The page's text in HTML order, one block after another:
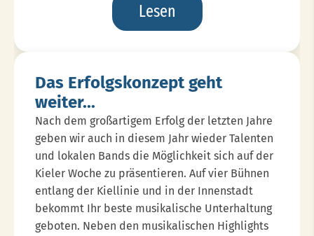
Lesen
Website
In
Das Erfolgskonzept geht
weiter...
Nach dem großartigem Erfolg der letzten Jahre
geben wir auch in diesem Jahr wieder Talenten
und lokalen Bands die Möglichkeit sich auf der
Kieler Woche zu präsentieren. Auf vier Bühnen
entlang der Kiellinie und in der Innenstadt
bekommt Ihr beste musikalische Unterhaltung
geboten. Neben den musikalischen Highlights